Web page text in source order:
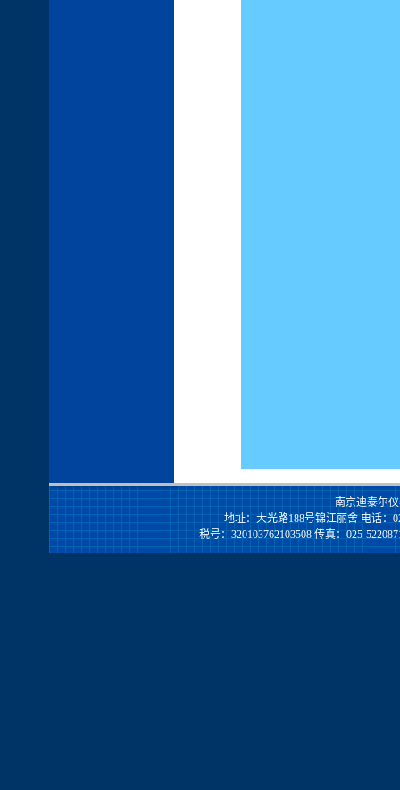
南京迪泰尔
地址：大光路188号锦江丽舍 电话：
税号：320103762103508 传真：025-